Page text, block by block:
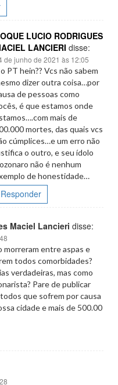
LUCIO RODRIGUES
LANCIERI disse:
de junho de 2021 às 12:05
PT hein?? Vcs não sabem
dizer outra coisa…por
de pessoas como
é que estamos onde
mais de
mortes, das quais vcs
cúmplices…e um erro não
o outro, e seu ídolo
não é nenhum
de honestidade…
Responder
Maciel Lancieri disse:
morreram entre aspas e
todos comorbidades?
verdadeiras, mas como
Pare de publicar
que sofrem por causa
cidade e mais de 500.00